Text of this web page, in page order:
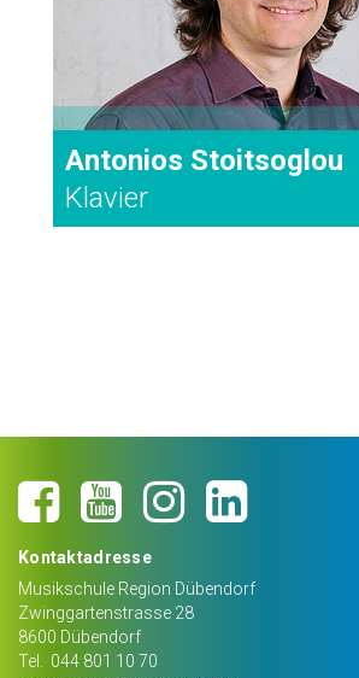
Antonios Stoitsoglou
Klavier
Kontaktadresse
Musikschule Region Dübendorf
Zwinggartenstrasse 28
8600 Dübendorf
Tel.
044 801 10 70